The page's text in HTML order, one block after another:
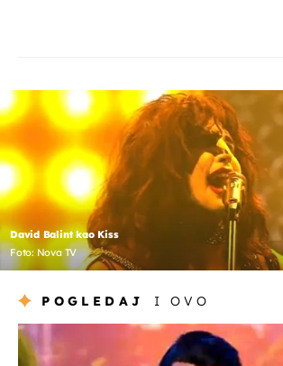
David Balint kao Kiss
Foto: Nova TV
POGLEDAJ I OVO